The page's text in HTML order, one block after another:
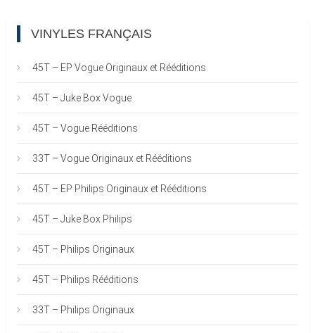
VINYLES FRANÇAIS
45T – EP Vogue Originaux et Rééditions
45T – Juke Box Vogue
45T – Vogue Rééditions
33T – Vogue Originaux et Rééditions
45T – EP Philips Originaux et Rééditions
45T – Juke Box Philips
45T – Philips Originaux
45T – Philips Rééditions
33T – Philips Originaux